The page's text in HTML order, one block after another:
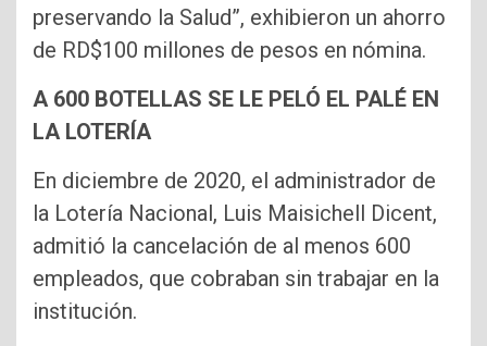
preservando la Salud”, exhibieron un ahorro
de RD$100 millones de pesos en nómina.
A 600 BOTELLAS SE LE PELÓ EL PALÉ EN
LA LOTERÍA
En diciembre de 2020, el administrador de
la Lotería Nacional, Luis Maisichell Dicent,
admitió la cancelación de al menos 600
empleados, que cobraban sin trabajar en la
institución.